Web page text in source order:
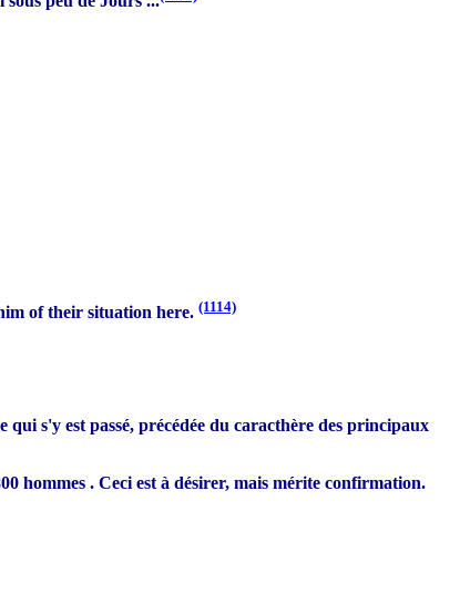
of their situation here. (1114)
s'y est passé, précédée du caracthère des principaux
hommes . Ceci est à désirer, mais mérite confirmation.